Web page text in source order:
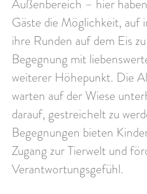
Außenbereich – hier
Gäste die Möglichkeit, auf
ihre Runden auf dem Eis
Begegnung mit
weiterer Höhepunkt. Die
warten auf der Wiese
darauf, gestreichelt zu
Begegnungen bieten
Zugang zur Tierwelt und
Verantwortungsgefühl.